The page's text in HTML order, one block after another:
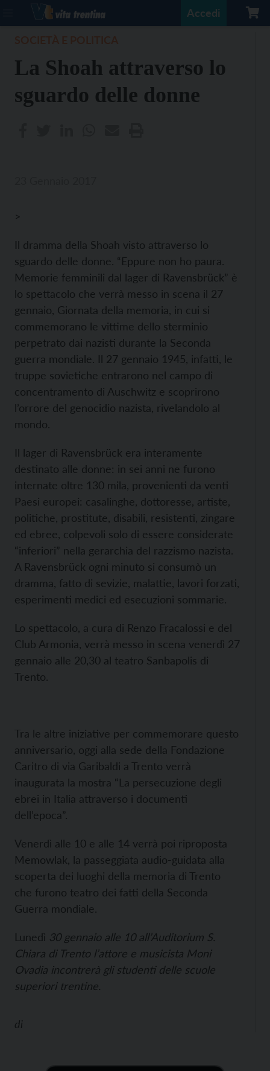
Accedi
La Shoah attraverso lo
sguardo delle donne
>
Il dramma della Shoah visto attraverso lo
sguardo delle donne. “Eppure non ho paura.
Memorie femminili dal lager di Ravensbrück” è
lo spettacolo che verrà messo in scena il 27
gennaio, Giornata della memoria, in cui si
commemorano le vittime dello sterminio
perpetrato dai nazisti durante la Seconda
guerra mondiale. Il 27 gennaio 1945, infatti, le
truppe sovietiche entrarono nel campo di
concentramento di Auschwitz e scoprirono
l’orrore del genocidio nazista, rivelandolo al
mondo.
Il lager di Ravensbrück era interamente
destinato alle donne: in sei anni ne furono
internate oltre 130 mila, provenienti da venti
Paesi europei: casalinghe, dottoresse, artiste,
politiche, prostitute, disabili, resistenti, zingare
ed ebree, colpevoli solo di essere considerate
“inferiori” nella gerarchia del razzismo nazista.
A Ravensbrück ogni minuto si consumò un
dramma, fatto di sevizie, malattie, lavori forzati,
esperimenti medici ed esecuzioni sommarie.
Lo spettacolo, a cura di Renzo Fracalossi e del
Club Armonia, verrà messo in scena venerdì 27
gennaio alle 20,30 al teatro Sanbapolis di
Trento.
Tra le altre iniziative per commemorare questo
anniversario, oggi alla sede della Fondazione
Caritro di via Garibaldi a Trento verrà
inaugurata la mostra “La persecuzione degli
ebrei in Italia attraverso i documenti
dell’epoca”.
Venerdì alle 10 e alle 14 verrà poi riproposta
Memowlak, la passeggiata audio-guidata alla
scoperta dei luoghi della memoria di Trento
che furono teatro dei fatti della Seconda
Guerra mondiale.
Lunedì 30 gennaio alle 10 all’Auditorium S.
Chiara di Trento l’attore e musicista Moni
Ovadia incontrerà gli studenti delle scuole
superiori trentine.
di